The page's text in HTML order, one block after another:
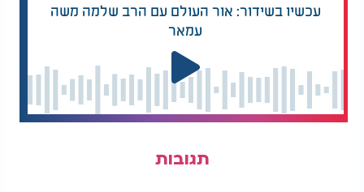
עכשיו בשידור: אור העולם עם הרב שלמה משה
עמאר
תגובות